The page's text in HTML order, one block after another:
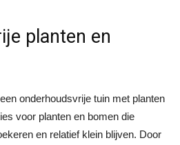
planten en
onderhoudsvrije tuin met planten
voor planten en bomen die
en relatief klein blijven. Door